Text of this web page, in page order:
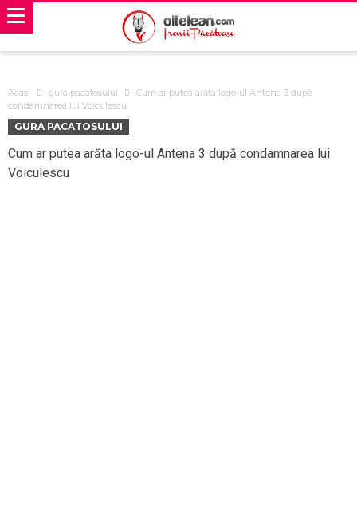
Acas' gura pacatosului
Cum ar putea arăta logo-ul Antena 3 după
condamnarea lui Voiculescu
GURA PACATOSULUI
Cum ar putea arăta logo-ul Antena 3 după condamnarea lui
Voiculescu